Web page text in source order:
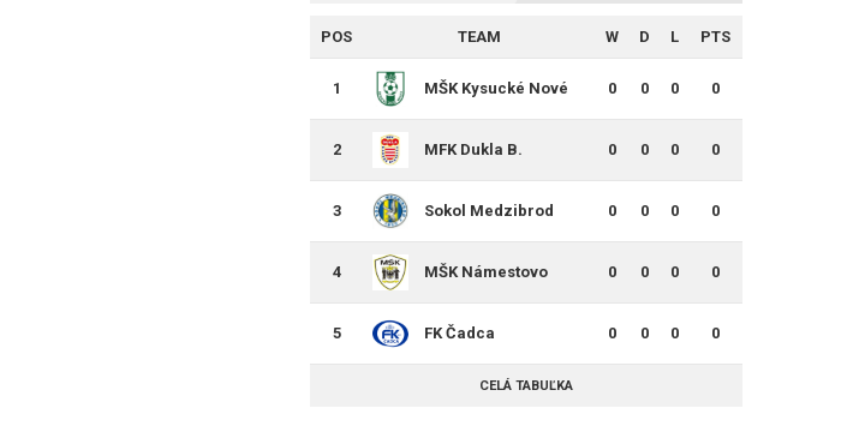
POS TEAM W D L PTS
1
MŠK Kysucké Nové
Mesto
0 0 0 0
2
MFK Dukla B.
Bystrica B
0 0 0 0
3 Sokol Medzibrod 0 0 0 0
4 MŠK Námestovo 0 0 0 0
5 FK Čadca 0 0 0 0
CELÁ TABUĽKA